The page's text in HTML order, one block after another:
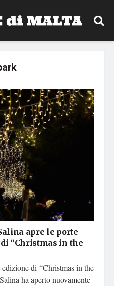
apre le porte
“Christmas in the
di “Christmas in the
ha aperto nuovamente